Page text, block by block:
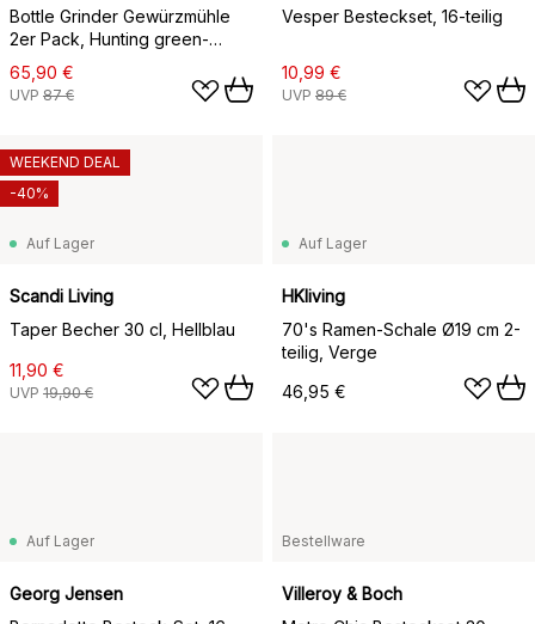
Bottle Grinder Gewürzmühle
2er Pack, Hunting green-
beige
65,90 €
UVP 87 €
Vesper Besteckset, 16-teilig
10,99 €
UVP 89 €
Auf Lager
Scandi Living
Taper Becher 30 cl, Hellblau
11,90 €
UVP 19,90 €
WEEKEND DEAL
-40%
Auf Lager
HKliving
70's Ramen-Schale Ø19 cm 2-
teilig, Verge
46,95 €
Auf Lager
Georg Jensen
Bestellware
Villeroy & Boch